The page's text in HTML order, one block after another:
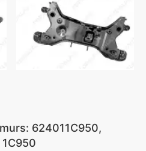
624011C950,